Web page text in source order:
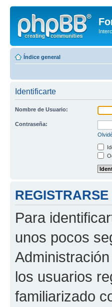
Índice general
Identificarte
Nombre de Usuario:
Contraseña:
REGISTRARSE
Para
unos pocos
los usuarios
familiarizado